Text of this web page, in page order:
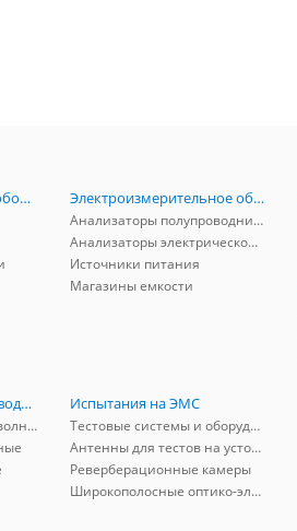
Радиоизмерительное оборудование
Электроизмерительное оборудование
Анализаторы полупроводников
Анализаторы электрической мощности
Источники питания
Магазины емкости
РЧ-компоненты волноводные
Адаптеры коаксиально-волноводные
Испытания на ЭМС
Тестовые системы и оборудование
Антенны для тестов на устойчивость к ЭМП
Реверберационные камеры
Широкополосные оптико-электрические линии